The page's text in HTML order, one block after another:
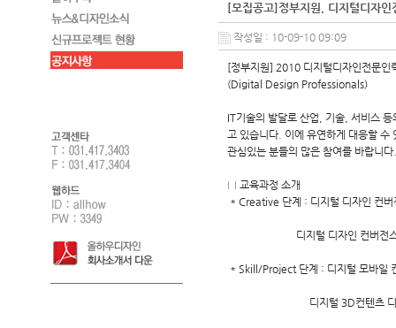
[모집공고]정부지원, 디지털디자
작성일 : 10-09-10 09:09
[정부지원] 2010 디지털디자인전문인
(Digital Design Professionals)
IT기술의 발달로 산업, 기술, 서비스
고 있습니다. 이에 유연하게 대응할 수
관심있는 분들의 많은 참여를 바랍니다.
□ 교육과정 소개
* Creative 단계 : 디지털 디자인 컨
디지털 디자인 컨버전스
* Skill/Project 단계 : 디지털 모바일
디지털 3D컨텐츠 디자인